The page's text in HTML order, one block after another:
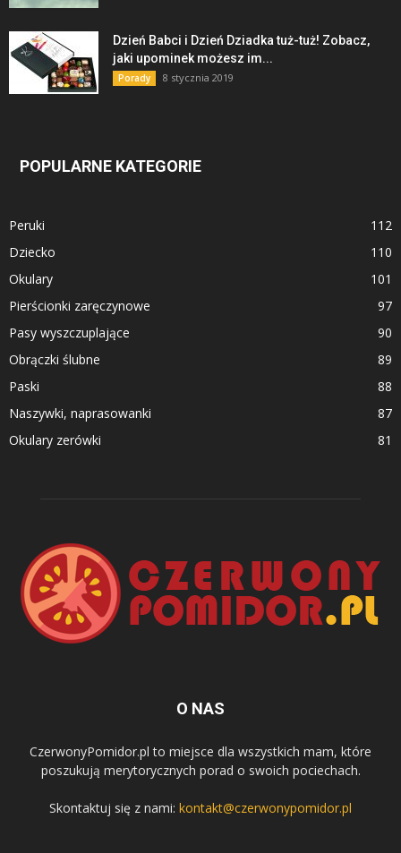
Dzień Babci i Dzień Dziadka tuż-tuż! Zobacz,
jaki upominek możesz im...
Porady 8 stycznia 2019
POPULARNE KATEGORIE
Peruki
112
Dziecko
110
Okulary
101
Pierścionki zaręczynowe
97
Pasy wyszczuplające
90
Obrączki ślubne
89
Paski
88
Naszywki, naprasowanki
87
Okulary zerówki
81
O NAS
CzerwonyPomidor.pl to miejsce dla wszystkich mam, które
poszukują merytorycznych porad o swoich pociechach.
Skontaktuj się z nami: kontakt@czerwonypomidor.pl